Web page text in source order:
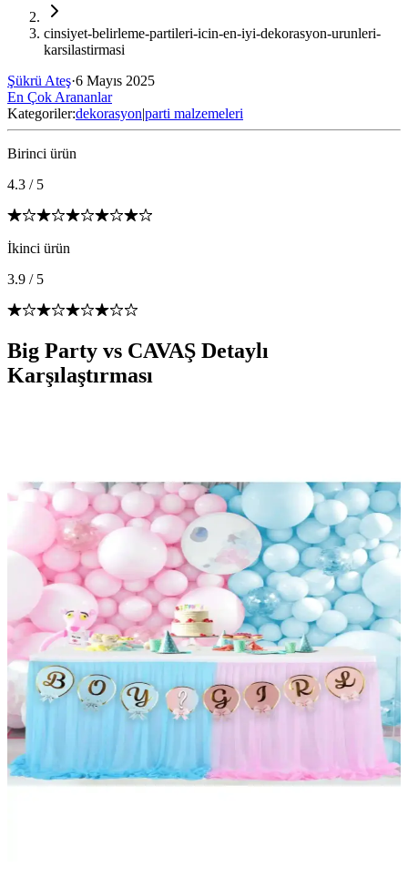
cinsiyet-belirleme-partileri-icin-en-iyi-dekorasyon-urunleri-
karsilastirmasi
Şükrü Ateş·6 Mayıs 2025
En Çok Arananlar
Kategoriler:dekorasyon|parti malzemeleri
Birinci ürün
4.3 / 5
İkinci ürün
3.9 / 5
Big Party vs CAVAŞ Detaylı
Karşılaştırması